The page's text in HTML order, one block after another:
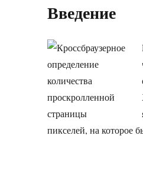
Введение
пикселей, на которое